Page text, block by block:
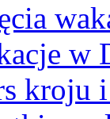
w
kroju i